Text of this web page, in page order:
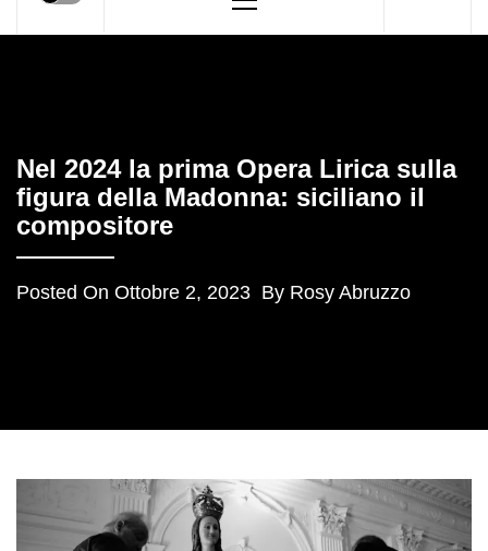
Menu
Nel 2024 la prima Opera Lirica sulla
figura della Madonna: siciliano il
compositore
Posted On Ottobre 2, 2023 By Rosy Abruzzo